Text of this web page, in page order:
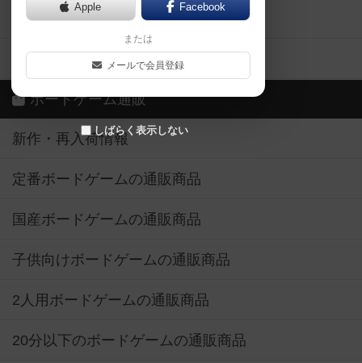
Apple Facebook
または
メールで会員登録
しばらく表示しない
ボードゲーム業界コラム
ボドゲーマご利用案内
ボードゲーム通販
新作・再入荷情報
定番ボードゲームの通販商品
国産ボードゲームの通販商品
子供向けボードゲームの通販商品
2人用ボードゲームの通販商品
20分以下のボードゲームの通販商品